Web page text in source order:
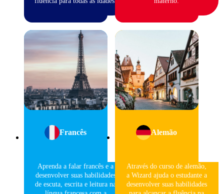
Francês
Aprenda a falar francês e a
desenvolver suas habilidades
de escuta, escrita e leitura na
Alemão
Através do curso de alemão,
a Wizard ajuda o estudante a
desenvolver suas habilidades